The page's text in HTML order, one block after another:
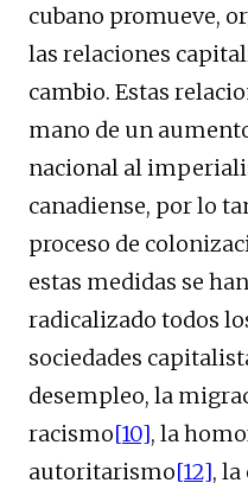
cubano promueve,
las relaciones
cambio. Estas
mano de un
nacional al
canadiense, por lo
proceso de
estas medidas se
radicalizado todos
sociedades
desempleo, la
racismo[10], la
autoritarismo[12],